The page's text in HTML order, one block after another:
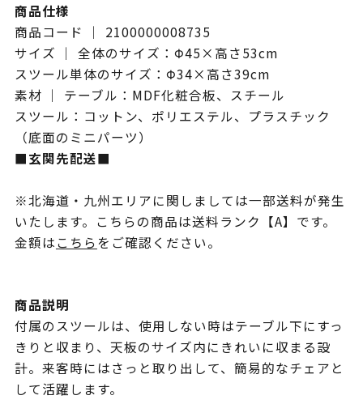
商品仕様
商品コード ｜ 2100000008735
サイズ ｜ 全体のサイズ：Φ45×高さ53cm
スツール単体のサイズ：Φ34×高さ39cm
素材 ｜ テーブル：MDF化粧合板、スチール
スツール：コットン、ポリエステル、プラスチック
（底面のミニパーツ）
■玄関先配送■
※北海道・九州エリアに関しましては一部送料が発生
いたします。こちらの商品は送料ランク【A】です。
金額はこちらをご確認ください。
商品説明
付属のスツールは、使用しない時はテーブル下にすっ
きりと収まり、天板のサイズ内にきれいに収まる設
計。来客時にはさっと取り出して、簡易的なチェアと
して活躍します。